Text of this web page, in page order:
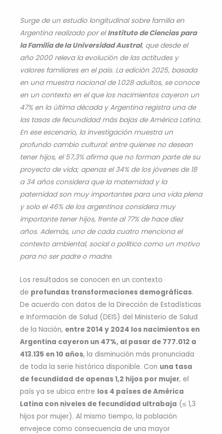
Surge de un estudio longitudinal sobre familia en
Argentina realizado por elInstituto de Ciencias para
la Familia de la Universidad Austral, que desde el
año 2000 releva la evolución de las actitudes y
valores familiares en el país. La edición 2025, basada
en una muestra nacional de 1.028 adultos, se conoce
en un contexto en el que los nacimientos cayeron un
47% en la última década y Argentina registra una de
las tasas de fecundidad más bajas de América Latina.
En ese escenario, la investigación muestra un
profundo cambio cultural: entre quienes no desean
tener hijos, el 57,3% afirma que no forman parte de su
proyecto de vida; apenas el 34% de los jóvenes de 18
a 34 años considera que la maternidad y la
paternidad son muy importantes para una vida plena
y solo el 46% de los argentinos considera muy
importante tener hijos, frente al 77% de hace diez
años. Además, uno de cada cuatro menciona el
contexto ambiental, social o político como un motivo
para no ser padre o madre.
Los resultados se conocen en un contexto
de profundas transformaciones demográficas.
De acuerdo con datos de la Dirección de Estadísticas
e Información de Salud (DEIS) del Ministerio de Salud
de la Nación, entre 2014 y 2024 los nacimientos en
Argentina cayeron un 47%, al pasar de 777.012 a
413.135 en 10 años, la disminución más pronunciada
de toda la serie histórica disponible. Con una tasa
de fecundidad de apenas 1,2 hijos por mujer, el
país ya se ubica entre los 4 países de América
Latina con niveles de fecundidad ultrabaja (≤ 1,3
hijos por mujer). Al mismo tiempo, la población
envejece como consecuencia de una mayor